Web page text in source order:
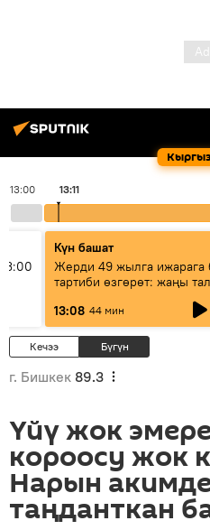
13:00 13:11
Күн башат
Жерди 49 жылга ижарага
тартиби өзгөрөт: жаңы
13:08 44 мин
Кечээ Бүгүн
г. Бишкек 89.3
Үйү жок
короосу жок
Нарын
таңданткан